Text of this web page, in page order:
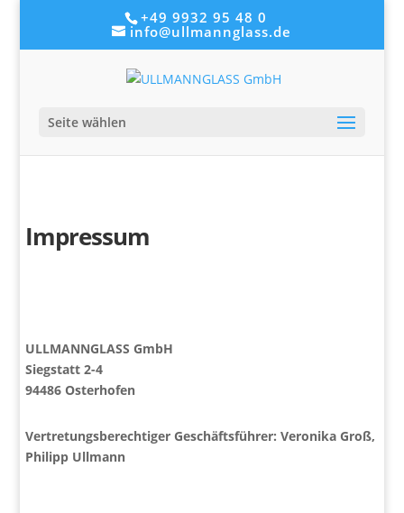
+49 9932 95 48 0
info@ullmannglass.de
Seite wählen
Impressum
ULLMANNGLASS GmbH
Siegstatt 2-4
94486 Osterhofen
Vertretungsberechtiger Geschäftsführer: Veronika Groß,
Philipp Ullmann